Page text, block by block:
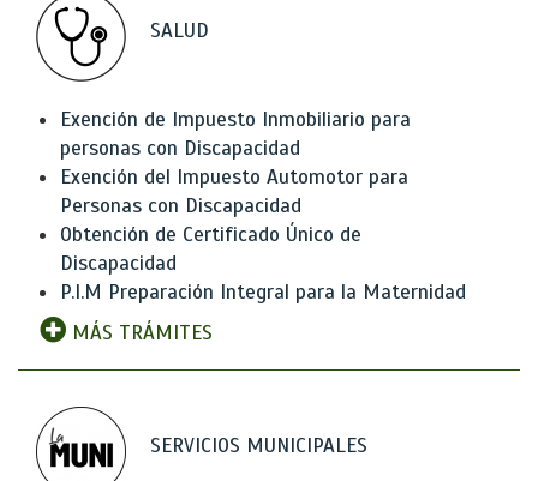
SALUD
Exención de Impuesto Inmobiliario para
personas con Discapacidad
Exención del Impuesto Automotor para
Personas con Discapacidad
Obtención de Certificado Único de
Discapacidad
P.I.M Preparación Integral para la Maternidad
MÁS TRÁMITES
SERVICIOS MUNICIPALES